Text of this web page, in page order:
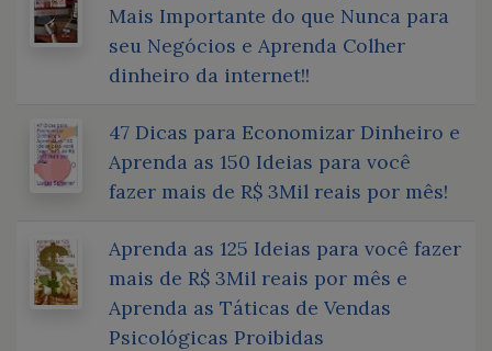
Mais Importante do que Nunca para
seu Negócios e Aprenda Colher
dinheiro da internet!!
47 Dicas para Economizar Dinheiro e
Aprenda as 150 Ideias para você
fazer mais de R$ 3Mil reais por mês!
Aprenda as 125 Ideias para você fazer
mais de R$ 3Mil reais por mês e
Aprenda as Táticas de Vendas
Psicológicas Proibidas